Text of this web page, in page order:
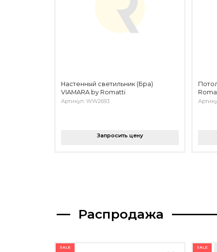
Настенный светильник (Бра)
VIAMARA by Romatti
Артикул: WW2693
Запросить цену
Распродажа
SALE SALE